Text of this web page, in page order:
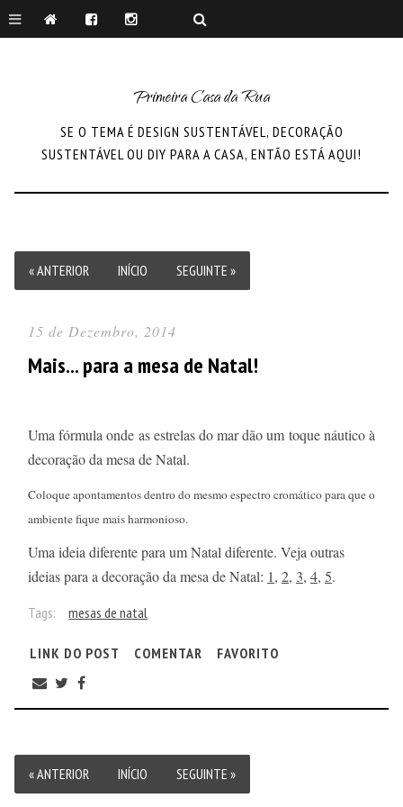
Primeira Casa da Rua
SE O TEMA É DESIGN SUSTENTÁVEL, DECORAÇÃO
SUSTENTÁVEL OU DIY PARA A CASA, ENTÃO ESTÁ AQUI!
« ANTERIOR INÍCIO SEGUINTE »
15 de Dezembro, 2014
Mais... para a mesa de Natal!
Uma fórmula onde as estrelas do mar dão um toque náutico à
decoração da mesa de Natal.
Coloque apontamentos dentro do mesmo espectro cromático para que o
ambiente fique mais harmonioso.
Uma ideia diferente para um Natal diferente. Veja outras
ideias para a decoração da mesa de Natal: 1, 2, 3, 4, 5.
Tags: mesas de natal
LINK DO POST COMENTAR FAVORITO
« ANTERIOR INÍCIO SEGUINTE »